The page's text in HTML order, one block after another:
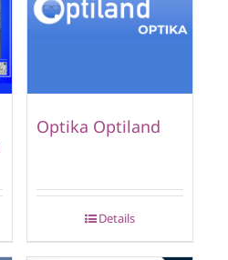
Optika Optiland
Details